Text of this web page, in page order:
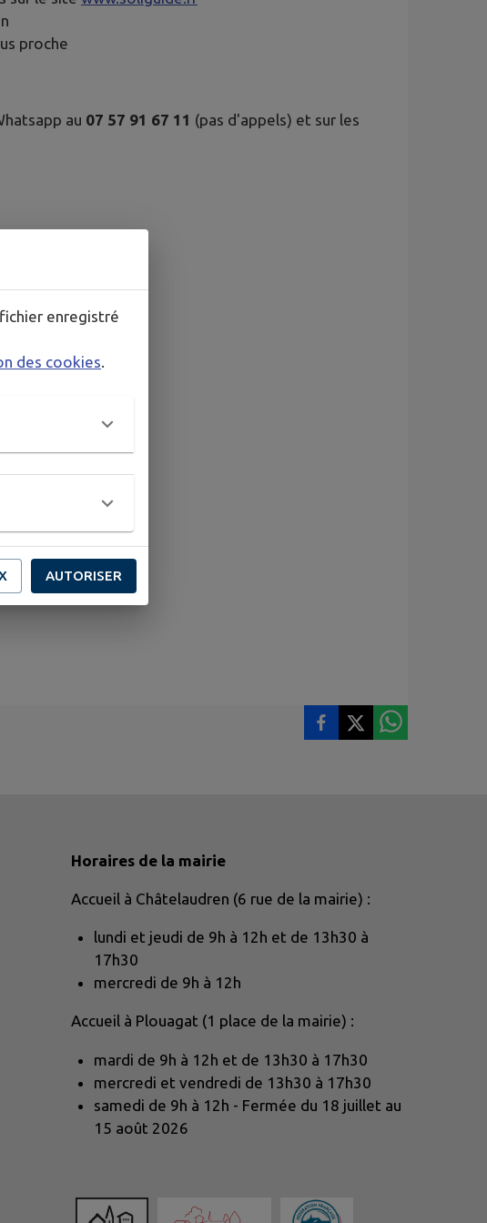
proche
au 07 57 91 67 11 (pas d'appels) et sur les
Horaires de la mairie
Accueil à Châtelaudren (6 rue de la mairie) :
lundi et jeudi de 9h à 12h et de 13h30 à
17h30
mercredi de 9h à 12h
Accueil à Plouagat (1 place de la mairie) :
mardi de 9h à 12h et de 13h30 à 17h30
mercredi et vendredi de 13h30 à 17h30
samedi de 9h à 12h - Fermée du 18 juillet au
15 août 2026
enregistré
des cookies.
AUTORISER